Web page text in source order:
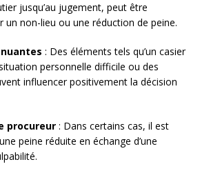
jusqu’au jugement, peut être
un non-lieu ou une réduction de peine.
: Des éléments tels qu’un casier
personnelle difficile ou des
influencer positivement la décision
procureur : Dans certains cas, il est
peine réduite en échange d’une